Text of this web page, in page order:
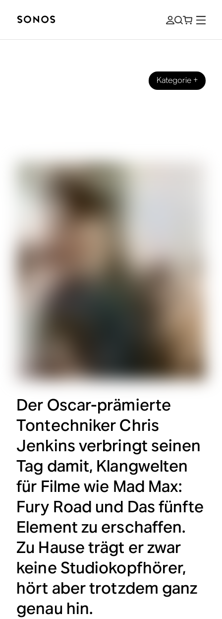
Kategorie+
Der Oscar-prämierte
Tontechniker Chris
Jenkins verbringt seinen
Tag damit, Klangwelten
für Filme wie Mad Max:
Fury Road und Das fünfte
Element zu erschaffen.
Zu Hause trägt er zwar
keine Studiokopfhörer,
hört aber trotzdem ganz
genau hin.